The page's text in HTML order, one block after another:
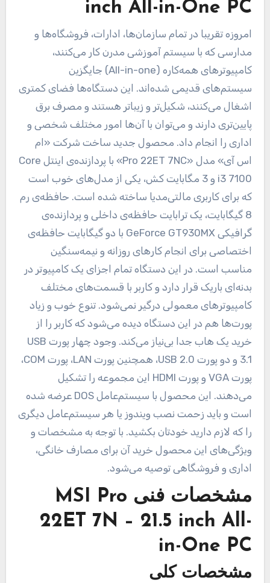
inch All-in-One PC
امروزه تقریبا در تمام سازمان‌ها، ادارات، فروشگا‌ه‌ها و
مدارسی که با سیستم آموزشی مدرن کار می‌کنند،
کامپیوترهای همه‌کاره (All-in-one) جایگزین
سیستم‌های قدیمی شده‌اند. این دستگاه‌ها فضای کمتری
اشغال می‌کنند، شکیل‌تر و زیباتر هستند و مصرف برق
پایین‌تری دارند و می‌توان با آن‌ها امور مختلف شخصی و
اداری را انجام داد. محصول جدید ساخت شرکت «ام
اس آی» مدل «Pro 22ET 7NC» با پردازنده‌ی اینتل Core
i3 7100 و 3 مگابایت کش، یکی از مدل‌های خوب است
که برای کاربری مالتی‌مدیا ساخته شده است. حافظه‌ی رم
8 گیگابایت، یک ترابایت حافظه‌ی داخلی و پردازنده‌ی
گرافیکی GeForce GT930MX با دو گیگابایت حافظه‌ی
اختصاصی برای انجام کارهای روزانه و نیمه‌سنگین
مناسب است. در این دستگاه تمام اجزای یک کامپیوتر در
بدنه‌ای باریک قرار دارد و کاربر با قسمت‌های مختلف
کامپیوترهای معمولی درگیر نمی‌شود. تنوع خوب و زیاد
پورت‌ها هم در این دستگاه دیده می‌شود که کاربر را از
خرید یک هاب جدا بی‌نیاز می‌کند. وجود چهار پورت USB
3.1 و دو پورت USB 2.0، همچنین پورت LAN، پورت COM،
پورت VGA‌ و پورت HDMI این مجموعه را تشکیل
می‌دهند. این محصول با سیستم‌عامل DOS عرضه شده
است و باید زحمت نصب ویندوز یا هر سیستم‌عامل دیگری
را که لازم دارید خودتان بکشید. با توجه به مشخصات و
ویژگی‌های این محصول خرید آن برای مصارف خانگی،
اداری و فروشگاهی توصیه می‌شود.
مشخصات فنی MSI Pro
22ET 7N – 21.5 inch All-
in-One PC
مشخصات کلی